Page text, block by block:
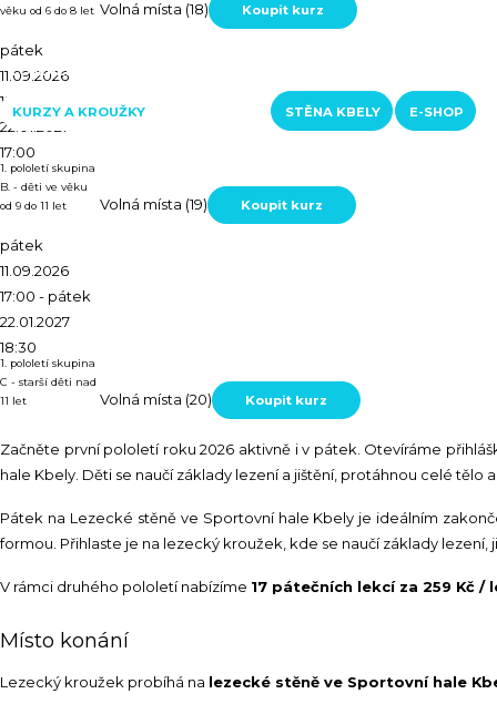
LOFERER ALM
KURZY A KROUŽKY STĚNA KBELY E-SHOP
věku od 6 do 8 let Volná místa (18) Koupit kurz
pátek
11.09.2026
15:30
22.01.2027
17:00
1. pololetí skupina
B. - děti ve věku
od 9 do 11 let
Volná místa (19) Koupit kurz
pátek
11.09.2026
17:00 - pátek
22.01.2027
18:30
1. pololetí skupina
C - starší děti nad
11 let
Volná místa (20) Koupit kurz
Začněte první pololetí roku 2026 aktivně i v pátek. Otevíráme
hale Kbely. Děti se naučí základy lezení a jištění, protáhnou celé
Pátek na Lezecké stěně ve Sportovní hale Kbely je ideálním
formou. Přihlaste je na lezecký kroužek, kde se naučí základy
V rámci druhého pololetí nabízíme 17 pátečních lekcí za 259 Kč /
Místo konání
Lezecký kroužek probíhá na lezecké stěně ve Sportovní hale